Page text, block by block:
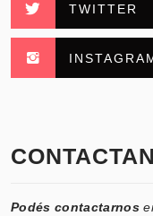
TWITTER
Podés contactarnos